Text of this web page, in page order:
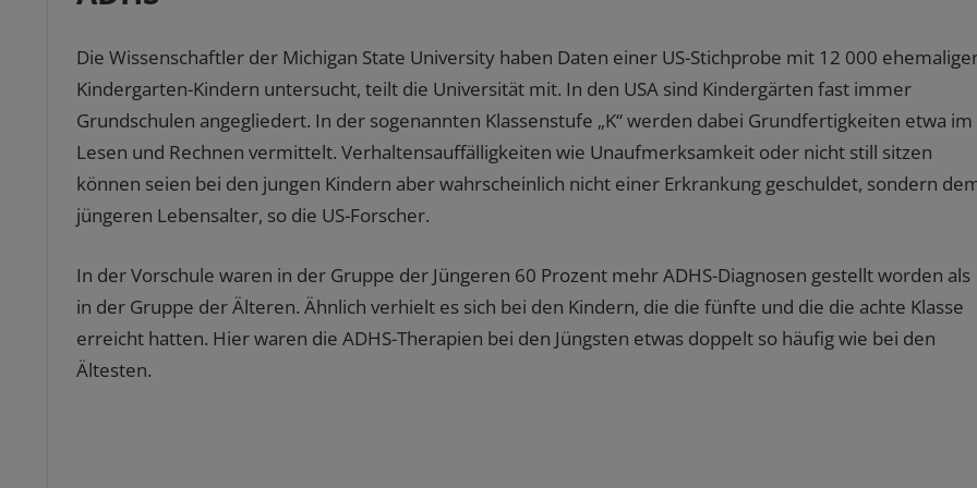
Die Wissenschaftler der Michigan State University haben Daten einer US-Stichprobe mit 12 000
Kindergarten-Kindern untersucht, teilt die Universität mit. In den USA sind Kindergärten fast immer
Grundschulen angegliedert. In der sogenannten Klassenstufe „K“ werden dabei Grundfertigkeiten etwa im
Lesen und Rechnen vermittelt. Verhaltensauffälligkeiten wie Unaufmerksamkeit oder nicht still sitzen
können seien bei den jungen Kindern aber wahrscheinlich nicht einer Erkrankung geschuldet, sondern
jüngeren Lebensalter, so die US-Forscher.
In der Vorschule waren in der Gruppe der Jüngeren 60 Prozent mehr ADHS-Diagnosen gestellt worden als
in der Gruppe der Älteren. Ähnlich verhielt es sich bei den Kindern, die die fünfte und die die achte Klasse
erreicht hatten. Hier waren die ADHS-Therapien bei den Jüngsten etwas doppelt so häufig wie bei den
Ältesten.